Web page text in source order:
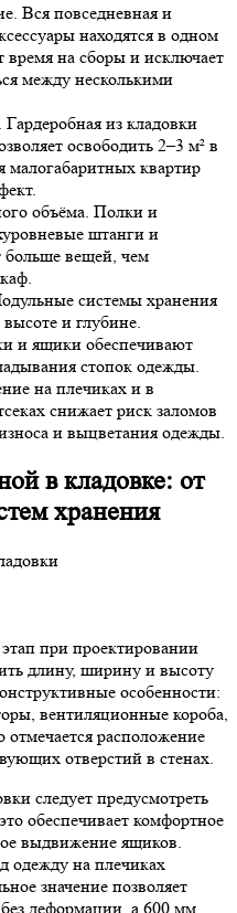
Вся повседневная и
находятся в одном
на сборы и исключает
между несколькими
Гардеробная из кладовки
освободить 2–3 м² в
квартир
объёма. Полки и
штанги и
вещей, чем
системы хранения
и глубине.
и ящики обеспечивают
стопок одежды.
на плечиках и в
снижает риск заломов
и выцветания одежды.
в кладовке: от
хранения
при проектировании
длину, ширину и высоту
особенности:
вентиляционные короба,
расположение
отверстий в стенах.
следует предусмотреть
обеспечивает комфортное
выдвижение ящиков.
одежду на плечиках
значение позволяет
деформации, а 600 мм